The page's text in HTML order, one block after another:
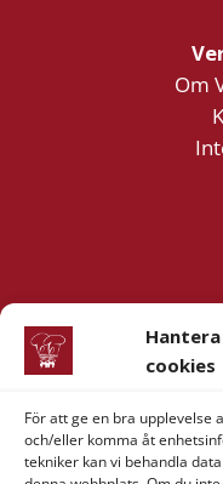
cookies
För att ge en bra upplevelse
och/eller komma åt
tekniker kan vi behandla
Om
Verner &